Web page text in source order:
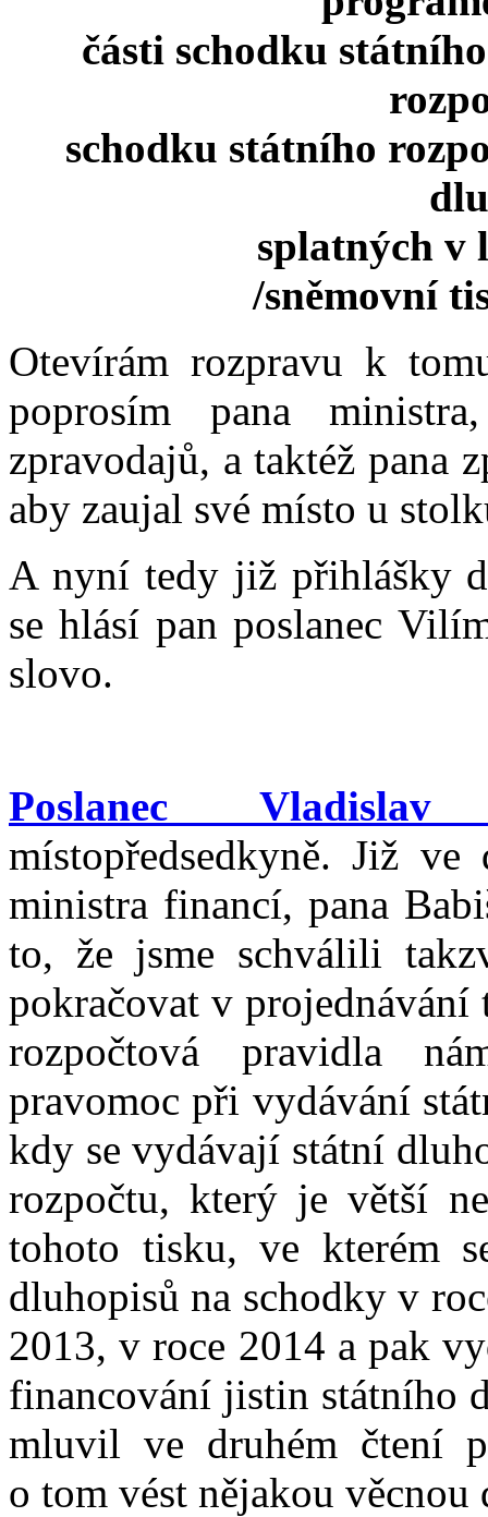
části schodku
schodku státního
splatných v
/sněmovní
Otevírám rozpravu k
poprosím pana
zpravodajů, a taktéž pana
aby zaujal své místo u
A nyní tedy již přihlášky
se hlásí pan poslanec
slovo.
Poslanec Vladislav
místopředsedkyně. Již
ministra financí, pana
to, že jsme schválili
pokračovat v projednávání
rozpočtová pravidla
pravomoc při vydávání
kdy se vydávají státní
rozpočtu, který je větší
tohoto tisku, ve kterém
dluhopisů na schodky v
2013, v roce 2014 a pak
financování jistin státního
mluvil ve druhém čtení
o tom vést nějakou věcnou